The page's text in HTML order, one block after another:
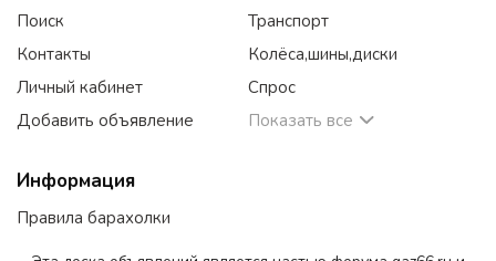
Поиск
Контакты
Личный кабинет
Добавить объявление
Транспорт
Колёса,шины,диски
Спрос
Показать все
Информация
Правила барахолки